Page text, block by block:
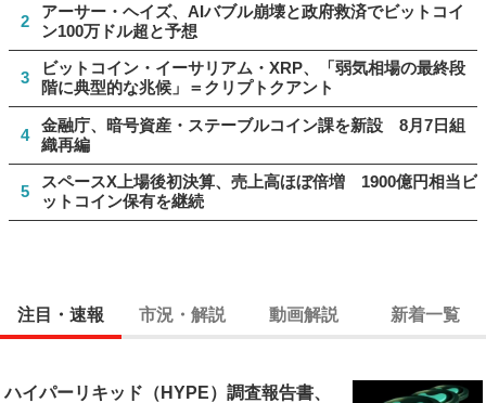
2
アーサー・ヘイズ、AIバブル崩壊と政府救済でビットコイ
ン100万ドル超と予想
3
ビットコイン・イーサリアム・XRP、「弱気相場の最終段
階に典型的な兆候」＝クリプトクアント
4
金融庁、暗号資産・ステーブルコイン課を新設 8月7日組
織再編
5
スペースX上場後初決算、売上高ほぼ倍増 1900億円相当ビ
ットコイン保有を継続
注目・速報 市況・解説 動画解説 新着一覧
ハイパーリキッド（HYPE）調査報告書、